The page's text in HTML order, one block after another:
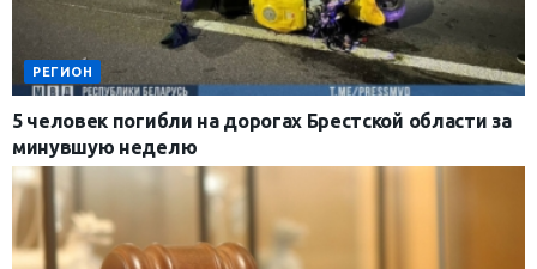
РЕГИОН
5 человек погибли на дорогах Брестской области за
минувшую неделю